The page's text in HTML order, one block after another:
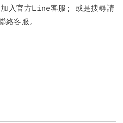
入官方Line客服; 或是搜尋請
客服。